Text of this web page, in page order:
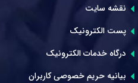
نقشه سایت
پست الکترونیک
درگاه خدمات الکترونیک
بیانیه حریم خصوصی کاربران